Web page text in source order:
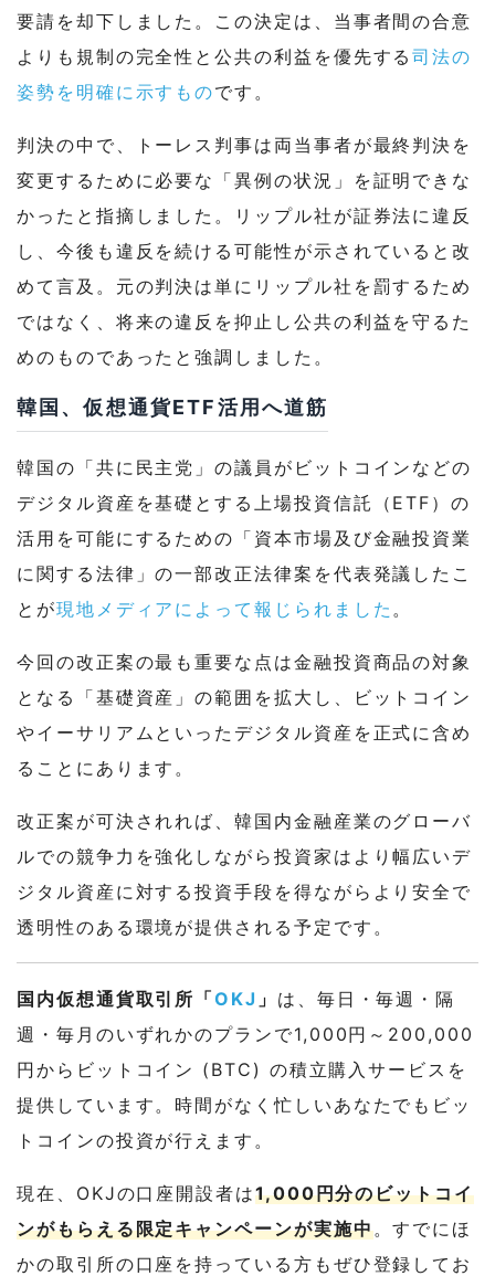
要請を却下しました。この決定は、当事者間の合意
よりも規制の完全性と公共の利益を優先する司法の
姿勢を明確に示すものです。
判決の中で、トーレス判事は両当事者が最終判決を
変更するために必要な「異例の状況」を証明できな
かったと指摘しました。リップル社が証券法に違反
し、今後も違反を続ける可能性が示されていると改
めて言及。元の判決は単にリップル社を罰するため
ではなく、将来の違反を抑止し公共の利益を守るた
めのものであったと強調しました。
韓国、仮想通貨ETF活用へ道筋
韓国の「共に民主党」の議員がビットコインなどの
デジタル資産を基礎とする上場投資信託（ETF）の
活用を可能にするための「資本市場及び金融投資業
に関する法律」の一部改正法律案を代表発議したこ
とが現地メディアによって報じられました 。
今回の改正案の最も重要な点は金融投資商品の対象
となる「基礎資産」の範囲を拡大し、ビットコイン
やイーサリアムといったデジタル資産を正式に含め
ることにあります。
改正案が可決されれば、韓国内金融産業のグローバ
ルでの競争力を強化しながら投資家はより幅広いデ
ジタル資産に対する投資手段を得ながらより安全で
透明性のある環境が提供される予定です。
国内仮想通貨取引所「OKJ 」 は、毎日・毎週・隔
週・毎月のいずれかのプランで1,000円～200,000
円からビットコイン (BTC) の積立購入サービスを
提供しています。時間がなく忙しいあなたでもビッ
トコインの投資が行えます。
現在、OKJの口座開設者は1,000円分のビットコイ
ンがもらえる限定キャンペーンが実施中。すでにほ
かの取引所の口座を持っている方もぜひ登録してお